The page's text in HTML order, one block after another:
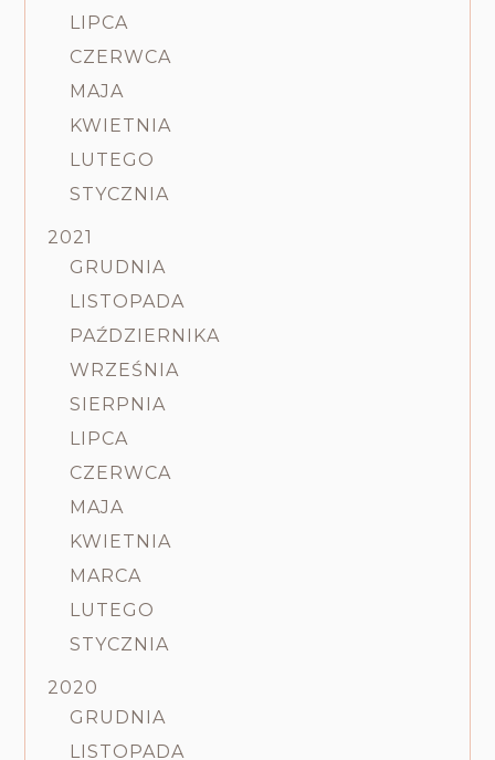
LIPCA
CZERWCA
MAJA
KWIETNIA
LUTEGO
STYCZNIA
2021
GRUDNIA
LISTOPADA
PAŹDZIERNIKA
WRZEŚNIA
SIERPNIA
LIPCA
CZERWCA
MAJA
KWIETNIA
MARCA
LUTEGO
STYCZNIA
2020
GRUDNIA
LISTOPADA